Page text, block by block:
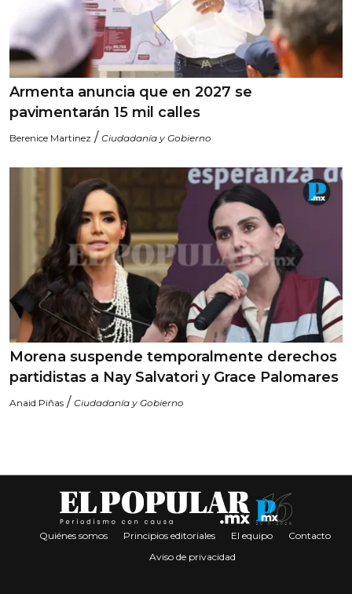
Armenta anuncia que en 2027 se
pavimentarán 15 mil calles
Berenice Martinez / Ciudadanía y Gobierno
Morena suspende temporalmente derechos
partidistas a Nay Salvatori y Grace Palomares
Anaid Piñas / Ciudadanía y Gobierno
Quiénes somos Principios editoriales El equipo
Contacto
Aviso de privacidad